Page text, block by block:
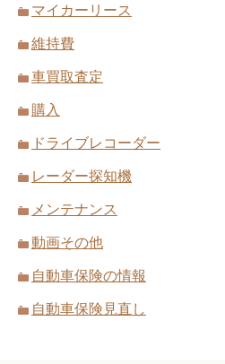
マイカーリース
維持費
車買取査定
購入
ドライブレコーダー
レーダー探知機
メンテナンス
動画その他
自動車保険の情報
自動車保険見直し